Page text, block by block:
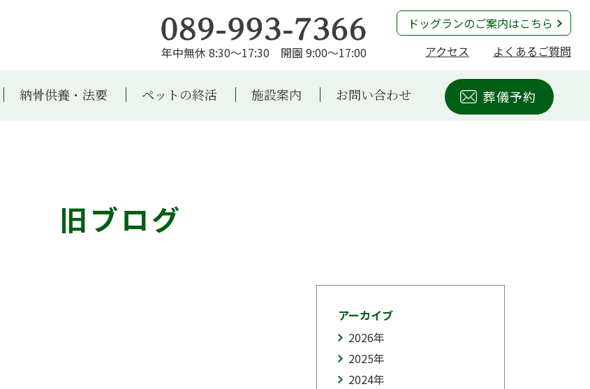
年中無休 8:30～17:30 開園 9:00～17:00
ドッグランのご案内はこちら
アクセス
よくあるご質問
納骨供養・法要 ペットの終活 施設案内 お問い合わせ 葬儀予約
旧ブログ
アーカイブ
2026年
2025年
2024年